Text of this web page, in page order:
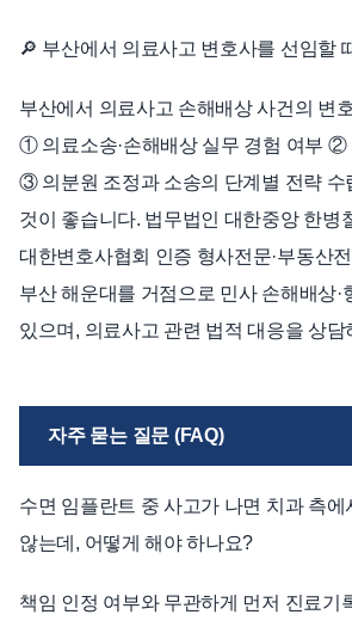
🔎 부산에서 의료사고 변호사를 선임할
부산에서 의료사고 손해배상 사건의 변
① 의료소송·손해배상 실무 경험 여부 ②
③ 의분원 조정과 소송의 단계별 전략 수
것이 좋습니다. 법무법인 대한중앙 한병
대한변호사협회 인증 형사전문·부동산
부산 해운대를 거점으로 민사 손해배상·
있으며, 의료사고 관련 법적 대응을 상담
자주 묻는 질문 (FAQ)
수면 임플란트 중 사고가 나면 치과 측에
않는데, 어떻게 해야 하나요?
책임 인정 여부와 무관하게 먼저 진료기